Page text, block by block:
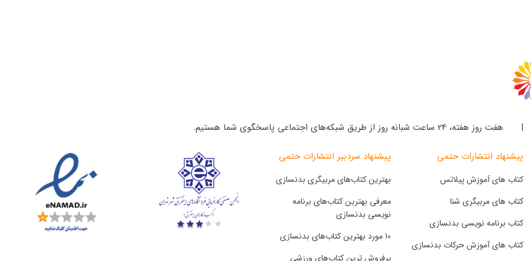
| هفت روز هفته‌، 24 ساعت شبانه‌ روز از طریق شبکه‌های اجتماعی پاسخگوی شما هستیم.
پیشنهاد انتشارات حتمی
کتاب های آموزش پیلاتس
کتاب های مربیگری شنا
کتاب برنامه نویسی بدنسازی
کتاب های آموزش حرکات بدنسازی
پیشنهاد سردبیر انتشارات حتمی
بهترین کتاب‌های مربیگری بدنسازی
معرفی بهترین کتاب‌های برنامه
نویسی بدنسازی
۱۰ مورد بهترین کتاب‌های بدنسازی
پرفروش ترین کتاب‌های ورزشی